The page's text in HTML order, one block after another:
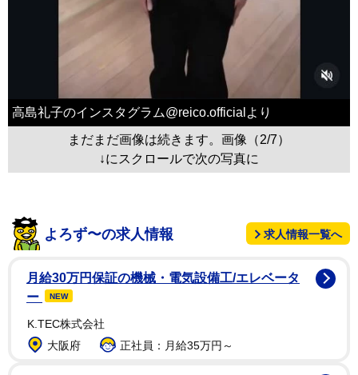
高島礼子のインスタグラム@reico.officialより
まだまだ画像は続きます。画像（2/7）
↓にスクロールで次の写真に
よろず〜の求人情報 求人情報一覧へ
月給30万円保証の機械・電気設備工/エレベータ
ー
NEW
K.TEC株式会社
大阪府
正社員：月給35万円～